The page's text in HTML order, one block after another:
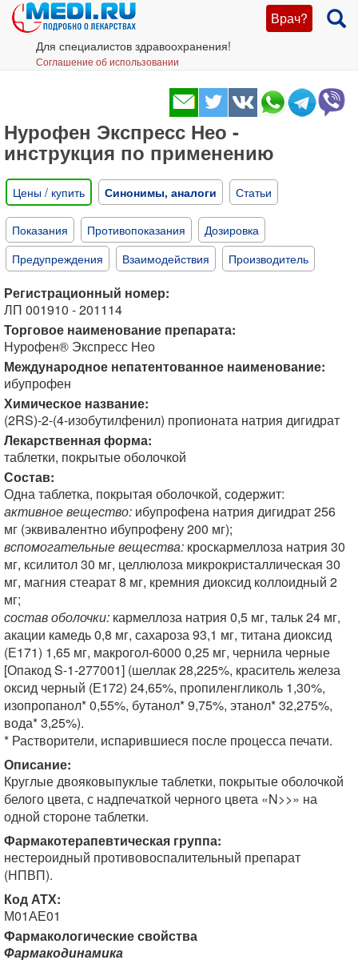
Врач?
Для специалистов здравоохранения!
Соглашение об использовании
Нурофен Экспресс Нео -
инструкция по применению
Цены / купить Синонимы, аналоги Статьи
Показания Противопоказания
Дозировка
Предупреждения
Взаимодействия Производитель
Регистрационный номер:
ЛП 001910 - 201114
Торговое наименование препарата:
Нурофен® Экспресс Нео
Международное непатентованное наименование:
ибупрофен
Химическое название:
(2RS)-2-(4-изобутилфенил) пропионата натрия дигидрат
Лекарственная форма:
таблетки, покрытые оболочкой
Состав:
Одна таблетка, покрытая оболочкой, содержит:
активное вещество: ибупрофена натрия дигидрат 256
мг (эквивалентно ибупрофену 200 мг);
вспомогательные вещества: кроскармеллоза натрия 30
мг, ксилитол 30 мг, целлюлоза микрокристаллическая 30
мг, магния стеарат 8 мг, кремния диоксид коллоидный 2
мг;
состав оболочки: кармеллоза натрия 0,5 мг, тальк 24 мг,
акации камедь 0,8 мг, сахароза 93,1 мг, титана диоксид
(Е171) 1,65 мг, макрогол-6000 0,25 мг, чернила черные
[Опакод S-1-277001] (шеллак 28,225%, краситель железа
оксид черный (Е172) 24,65%, пропиленгликоль 1,30%,
изопропанол* 0,55%, бутанол* 9,75%, этанол* 32,275%,
вода* 3,25%).
* Растворители, испарившиеся после процесса печати.
Описание:
Круглые двояковыпуклые таблетки, покрытые оболочкой
белого цвета, с надпечаткой черного цвета «N>>» на
одной стороне таблетки.
Фармакотерапевтическая группа:
нестероидный противовоспалительный препарат
(НПВП).
Код АТХ:
М01АЕ01
Фармакологические свойства
Фармакодинамика